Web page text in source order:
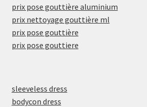
prix pose gouttière aluminium
prix nettoyage gouttière ml
prix pose gouttière
prix pose gouttiere
sleeveless dress
bodycon dress